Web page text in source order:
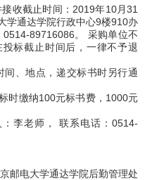
收截止时间： 2019年10月31
学通达学院行政中心9楼910办
0514-89716086。 采购单位不
标截止时间后，一律不予退
间、地点，递交标书时另行通
时缴纳100元标书费， 1000元
李老师， 联系电话： 0514-
邮电大学通达学院后勤管理处